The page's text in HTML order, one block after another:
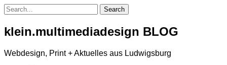
Skip
to
content
klein.multimediadesign BLOG
Webdesign, Print + Aktuelles aus Ludwigsburg